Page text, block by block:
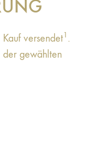
versendet1 .
der gewählten